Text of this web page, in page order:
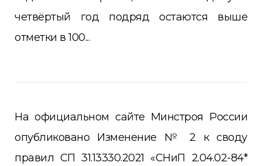
четвёртый год подряд остаются выше
отметки в 100...
На официальном сайте Минстроя России
опубликовано Изменение № 2 к своду
правил СП 31.13330.2021 «СНиП 2.04.02-84*